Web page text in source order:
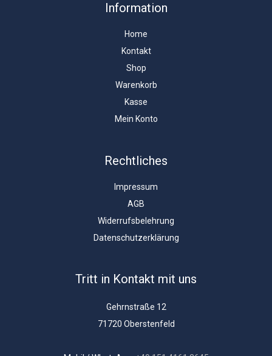
Information
Home
Kontakt
Shop
Warenkorb
Kasse
Mein Konto
Rechtliches
Impressum
AGB
Widerrufsbelehrung
Datenschutzerklärung
Tritt in Kontakt mit uns
Gehrnstraße 12
71720 Oberstenfeld